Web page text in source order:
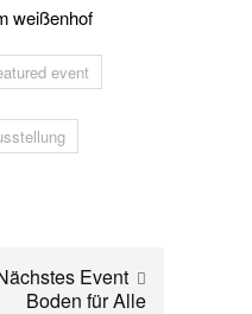
weißenhof
event
Event
Boden für Alle